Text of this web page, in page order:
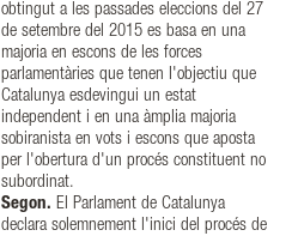
obtingut a les passades eleccions del 27
de setembre del 2015 es basa en una
majoria en escons de les forces
parlamentàries que tenen l'objectiu que
Catalunya esdevingui un estat
independent i en una àmplia majoria
sobiranista en vots i escons que aposta
per l'obertura d'un procés constituent no
subordinat.
Segon. El Parlament de Catalunya
declara solemnement l'inici del procés de